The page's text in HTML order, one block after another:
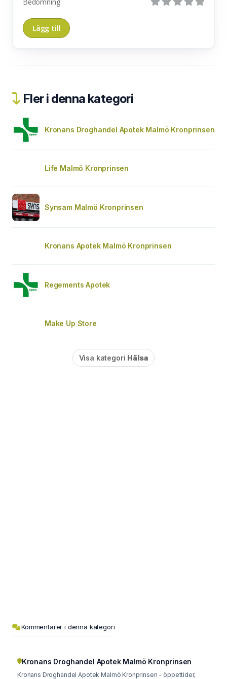
Fler i denna kategori
Kronans Droghandel Apotek Malmö Kronprinsen
Life Malmö Kronprinsen
Synsam Malmö Kronprinsen
Kronans Apotek Malmö Kronprinsen
Regements Apotek
Make Up Store
Visa kategori Hälsa
Kommentarer i denna kategori
Kronans Droghandel Apotek Malmö Kronprinsen
Kronans Droghandel Apotek Malmö Kronprinsen - öppettider,